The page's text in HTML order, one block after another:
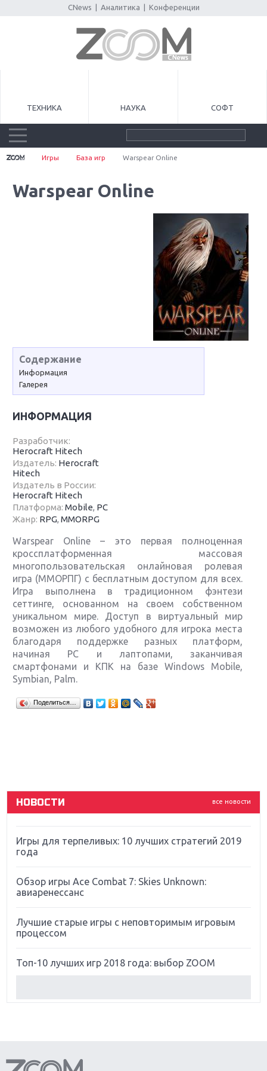
CNews Аналитика Конференции
ТЕХНИКА НАУКА СОФТ
Игры База игр Warspear Online
Warspear Online
Содержание
Информация
Галерея
ИНФОРМАЦИЯ
Разработчик:
Herocraft Hitech
Издатель: Herocraft
Hitech
Издатель в России:
Herocraft Hitech
Платформа:Mobile, PC
Жанр: RPG,MMORPG
Warspear Online – это первая полноценная
кроссплатформенная массовая
многопользовательская онлайновая ролевая
игра (ММОРПГ) с бесплатным доступом для всех.
Игра выполнена в традиционном фэнтези
сеттинге, основанном на своем собственном
уникальном мире. Доступ в виртуальный мир
возможен из любого удобного для игрока места
благодаря поддержке разных платформ,
начиная PC и лаптопами, заканчивая
смартфонами и КПК на базе Windows Mobile,
Symbian, Palm.
Поделиться…
все новости
НОВОСТИ
Крупнейшие релизы мая: Nintendo, Microsoft и
Sony
Far Cry 5: хвалить нельзя ругать
Игры для терпеливых: 10 лучших стратегий 2019
года
Обзор игры Ace Combat 7: Skies Unknown:
авиаренессанс
Лучшие старые игры с неповторимым игровым
процессом
Топ-10 лучших игр 2018 года: выбор ZOOM